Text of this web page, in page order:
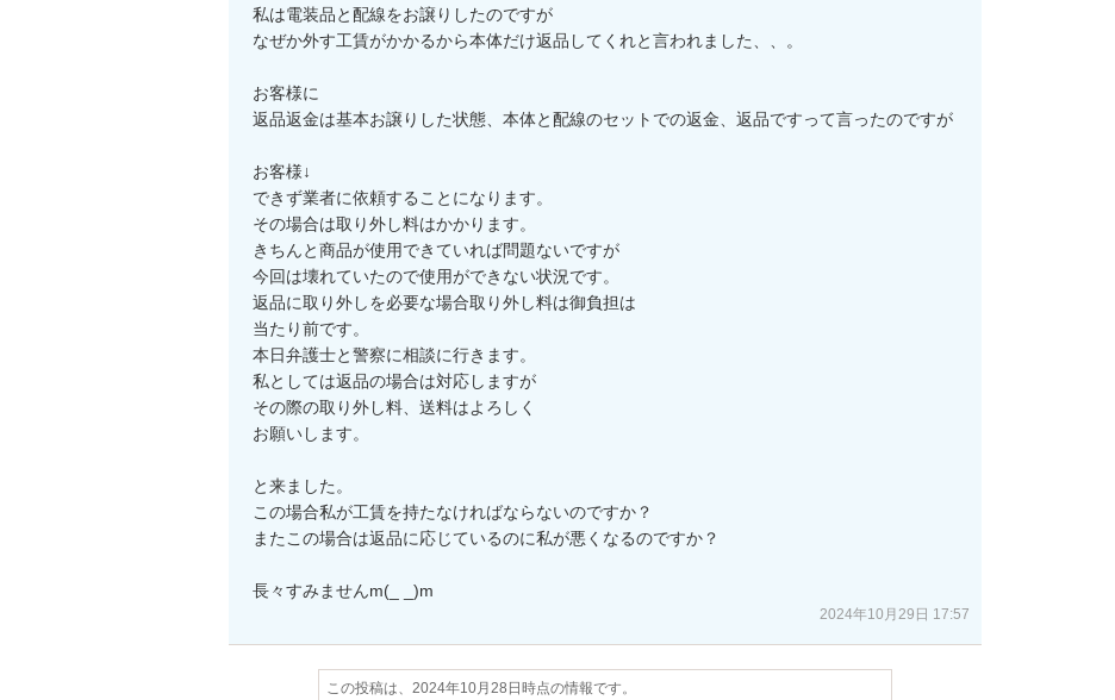
私は電装品と配線をお譲りしたのですが
なぜか外す工賃がかかるから本体だけ返品してくれと言われました、、。
お客様に
返品返金は基本お譲りした状態、本体と配線のセットでの返金、返品ですって言ったのですが
お客様↓
できず業者に依頼することになります。
その場合は取り外し料はかかります。
きちんと商品が使用できていれば問題ないですが
今回は壊れていたので使用ができない状況です。
返品に取り外しを必要な場合取り外し料は御負担は
当たり前です。
本日弁護士と警察に相談に行きます。
私としては返品の場合は対応しますが
その際の取り外し料、送料はよろしく
お願いします。
と来ました。
この場合私が工賃を持たなければならないのですか？
またこの場合は返品に応じているのに私が悪くなるのですか？
長々すみませんm(_ _)m
2024年10月29日 17:57
この投稿は、2024年10月28日時点の情報です。